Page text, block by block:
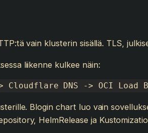
vain klusterin sisällä. TLS,
liikenne kulkee näin:
Cloudflare DNS -> OCI
Blogin chart luo vain
HelmRelease ja